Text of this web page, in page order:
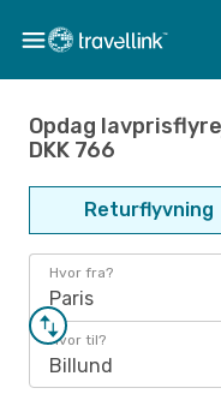
Opdag
DKK 766
Returflyvning
Hvor fra?
Paris
Hvor til?
Billund